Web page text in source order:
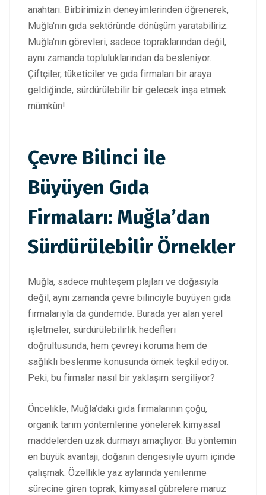
anahtarı. Birbirimizin deneyimlerinden öğrenerek,
Muğla'nın gıda sektöründe dönüşüm yaratabiliriz.
Muğla'nın görevleri, sadece topraklarından değil,
aynı zamanda topluluklarından da besleniyor.
Çiftçiler, tüketiciler ve gıda firmaları bir araya
geldiğinde, sürdürülebilir bir gelecek inşa etmek
mümkün!
Çevre Bilinci ile
Büyüyen Gıda
Firmaları: Muğla’dan
Sürdürülebilir Örnekler
Muğla, sadece muhteşem plajları ve doğasıyla
değil, aynı zamanda çevre bilinciyle büyüyen gıda
firmalarıyla da gündemde. Burada yer alan yerel
işletmeler, sürdürülebilirlik hedefleri
doğrultusunda, hem çevreyi koruma hem de
sağlıklı beslenme konusunda örnek teşkil ediyor.
Peki, bu firmalar nasıl bir yaklaşım sergiliyor?
Öncelikle, Muğla’daki gıda firmalarının çoğu,
organik tarım yöntemlerine yönelerek kimyasal
maddelerden uzak durmayı amaçlıyor. Bu yöntemin
en büyük avantajı, doğanın dengesiyle uyum içinde
çalışmak. Özellikle yaz aylarında yenilenme
sürecine giren toprak, kimyasal gübrelere maruz